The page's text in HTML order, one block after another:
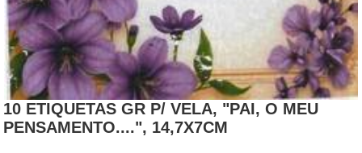
10 ETIQUETAS GR P/ VELA, "PAI, O MEU
PENSAMENTO....", 14,7X7CM